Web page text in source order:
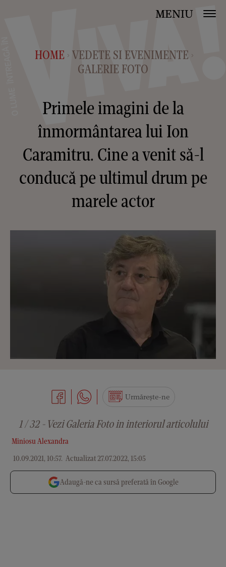
MENIU
HOME > VEDETE SI EVENIMENTE >
GALERIE FOTO
Primele imagini de la
înmormântarea lui Ion
Caramitru. Cine a venit să-l
conducă pe ultimul drum pe
marele actor
Miniosu Alexandra
10.09.2021, 10:57. Actualizat 27.07.2022, 15:05
Urmărește-ne
1 / 32 - Vezi Galeria Foto in interiorul articolului
Adaugă-ne ca sursă preferată în Google